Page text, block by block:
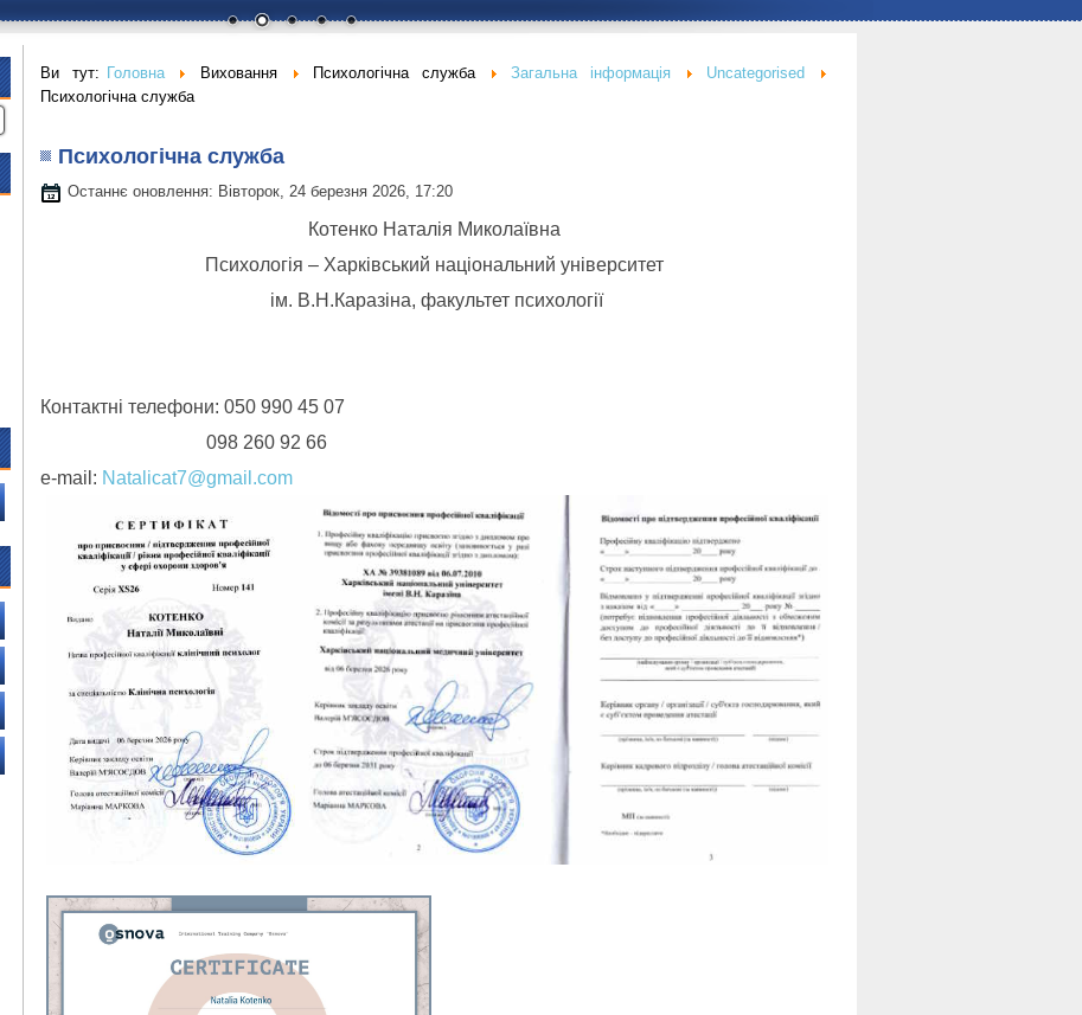
Ви тут: Головна Виховання Психологічна служба Загальна інформація
Uncategorised
Психологічна служба
Психологічна служба
Останнє оновлення: Вівторок, 24 березня 2026, 17:20
Котенко Наталія Миколаївна
Психологія – Харківський національний університет
ім. В.Н .Каразіна, факультет психології
Контактні телефони: 050 990 45 07
098 260 92 66
e-mail : Natalicat7@gmail.com